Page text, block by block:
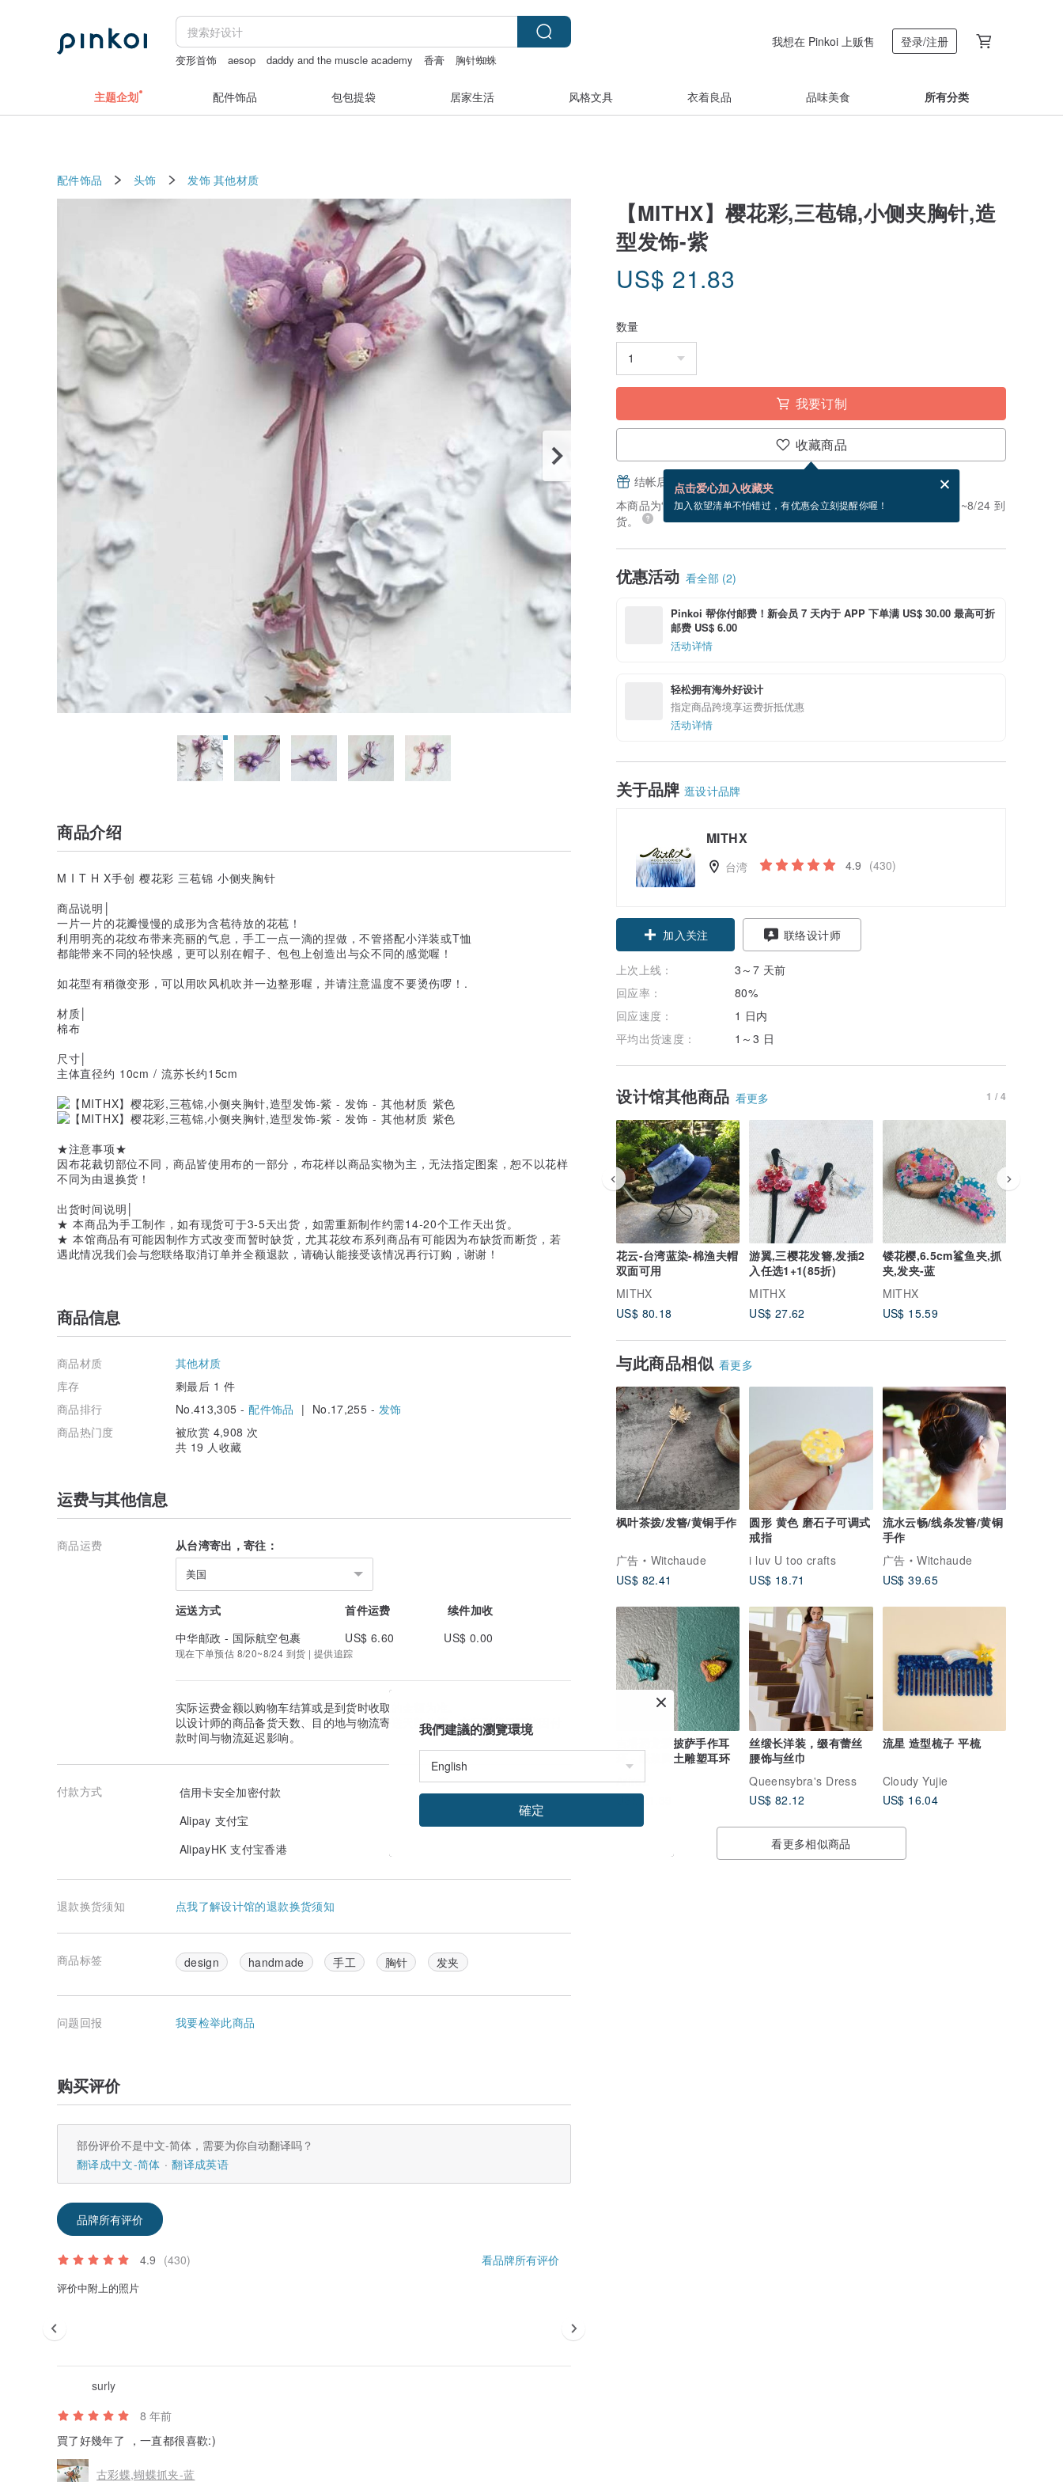
变形首饰 aesop daddy and the muscle academy 香膏
胸针蜘蛛
我想在 Pinkoi 上贩售 登录/注册
主题企划 配件饰品 包包提袋 居家生活 风格文具 衣着良品 品味美食 所有分类
配件饰品 头饰 发饰 其他材质
【MITHX】樱花彩,三苞锦,小侧夹胸针,造
型发饰-紫
US$ 21.83
数量
我要订制
收藏商品
点击爱心加入收藏夹
加入欲望清单不怕错过，有优惠会立刻提醒你喔！
结帐后填写并分享，免费帮你寄送电子贺卡。
电子贺卡是什么？
本商品为“接单订制”。付款后需 3 个工作天制作。现在下单预估 8/20~8/24 到
货。
优惠活动 看全部 (2)
Pinkoi 帮你付邮费！新会员 7 天内于 APP 下单满 US$ 30.00 最高可折
邮费 US$ 6.00
活动详情
轻松拥有海外好设计
指定商品跨境享运费折抵优惠
活动详情
关于品牌 逛设计品牌
MITHX
台湾 4.9 (430)
领优惠券
加入关注
联络设计师
上次上线：
3～7 天前
回应率：
80%
回应速度：
1 日内
平均出货速度：
1～3 日
设计馆其他商品 看更多 1 / 4
花云-台湾蓝染-棉渔夫帽
双面可用
MITHX
US$ 80.18
游翼,三樱花发簪,发插2
入任选1+1(85折)
MITHX
US$ 27.62
镂花樱,6.5cm鲨鱼夹,抓
夹,发夹-蓝
MITHX
US$ 15.59
与此商品相似 看更多
枫叶茶拨/发簪/黄铜手作
广告
Witchaude
US$ 82.41
圆形 黄色 磨石子可调式
戒指
i luv U too crafts
US$ 18.71
流水云畅/线条发簪/黄铜
手作
广告
Witchaude
US$ 39.65
吉塔恐龙爱披萨手作耳
环 - 纸浆陶土雕塑耳环
ArfreL
US$ 21.39
丝缎长洋装，缀有蕾丝
腰饰与丝巾
Queensybra's Dress
US$ 82.12
流星 造型梳子 平梳
Cloudy Yujie
US$ 16.04
看更多相似商品
商品介绍
M I T H X手创 樱花彩 三苞锦 小侧夹胸针
商品说明│
一片一片的花瓣慢慢的成形为含苞待放的花苞！
利用明亮的花纹布带来亮丽的气息，手工一点一滴的捏做，不管搭配小洋装或T恤
都能带来不同的轻快感，更可以别在帽子、包包上创造出与众不同的感觉喔！
如花型有稍微变形，可以用吹风机吹并一边整形喔，并请注意温度不要烫伤啰！.
材质│
棉布
尺寸│
主体直径约 10cm / 流苏长约15cm
★注意事项★
因布花裁切部位不同，商品皆使用布的一部分，布花样以商品实物为主，无法指定图案，恕不以花样
不同为由退换货！
出货时间说明│
★ 本商品为手工制作，如有现货可于3-5天出货，如需重新制作约需14-20个工作天出货。
★ 本馆商品有可能因制作方式改变而暂时缺货，尤其花纹布系列商品有可能因为布缺货而断货，若
遇此情况我们会与您联络取消订单并全额退款，请确认能接受该情况再行订购，谢谢！
商品信息
商品材质
其他材质
库存
剩最后 1 件
商品排行
No.413,305 -配件饰品 | No.17,255 - 发饰
商品热门度
被欣赏 4,908 次
共 19 人收藏
运费与其他信息
商品运费 从台湾寄出，寄往：
美国
运送方式 首件运费
续件加收
中华邮政 - 国际航空包裹
US$ 6.60 US$ 0.00
现在下单预估 8/20~8/24 到货 | 提供追踪
实际运费金额以购物车结算或是到货时收取的金额为准。
以设计师的商品备货天数、目的地与物流寄送天数估算。实际到货日可能因付
款时间与物流延迟影响。
付款方式
信用卡安全加密付款
Alipay 支付宝
AlipayHK 支付宝香港
退款换货须知 点我了解设计馆的退款换货须知
商品标签 design handmade 手工 胸针 发夹
问题回报 我要检举此商品
购买评价
部份评价不是中文-简体，需要为你自动翻译吗？
翻译成中文-简体
翻译成英语
品牌所有评价
4.9 (430) 看品牌所有评价
评价中附上的照片
surly
8 年前
買了好幾年了 ，一直都很喜歡:)
古彩蝶,蝴蝶抓夹-蓝
我們建議的瀏覽環境
確定